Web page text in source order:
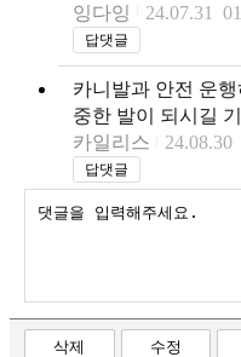
잉다잉
24.07.31
답댓글
카니발과 안전 운
중한 발이 되시길
카일리스
24.08.30
답댓글
삭제 수정